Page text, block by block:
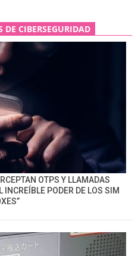
CIBERSEGURIDAD
OTPS Y LLAMADAS
INCREÍBLE PODER DE LOS SIM